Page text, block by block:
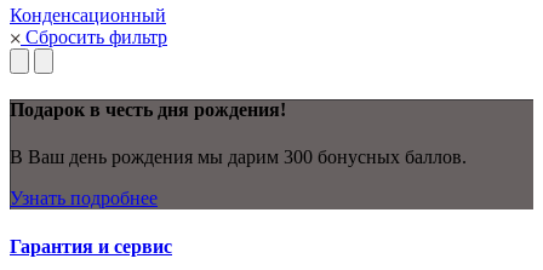
Конденсационный
Сбросить фильтр
Подарок в честь дня рождения!
В Ваш день рождения мы дарим 300 бонусных баллов.
Узнать подробнее
Гарантия и сервис